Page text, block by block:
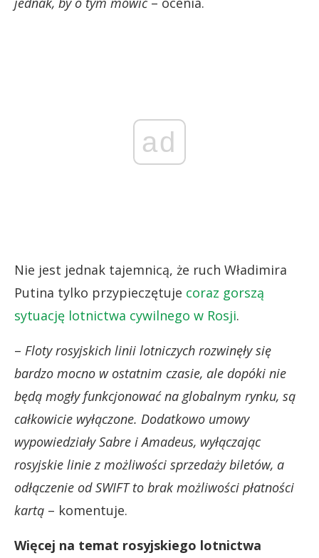
ad
Nie jest jednak tajemnicą, że ruch Władimira
Putina tylko przypieczętuje coraz gorszą
sytuację lotnictwa cywilnego w Rosji.
– Floty rosyjskich linii lotniczych rozwinęły się
bardzo mocno w ostatnim czasie, ale dopóki nie
będą mogły funkcjonować na globalnym rynku, są
całkowicie wyłączone. Dodatkowo umowy
wypowiedziały Sabre i Amadeus, wyłączając
rosyjskie linie z możliwości sprzedaży biletów, a
odłączenie od SWIFT to brak możliwości płatności
kartą – komentuje.
Więcej na temat rosyjskiego lotnictwa